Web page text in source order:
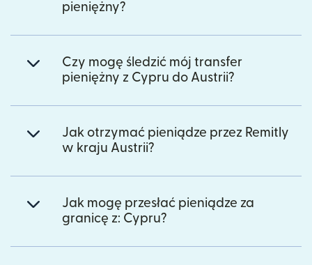
pieniężny?
Czy mogę śledzić mój transfer
pieniężny z Cypru do Austrii?
Jak otrzymać pieniądze przez Remitly
w kraju Austrii?
Jak mogę przesłać pieniądze za
granicę z: Cypru?